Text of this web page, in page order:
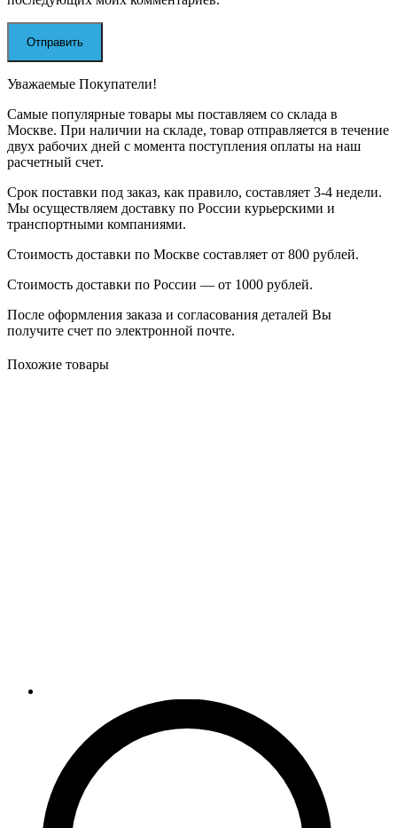
Уважаемые Покупатели!
Самые популярные товары мы поставляем со склада в
Москве. При наличии на складе, товар отправляется в течение
двух рабочих дней с момента поступления оплаты на наш
расчетный счет.
Срок поставки под заказ, как правило, составляет 3-4 недели.
Мы осуществляем доставку по России курьерскими и
транспортными компаниями.
Стоимость доставки по Москве составляет от 800 рублей.
Стоимость доставки по России — от 1000 рублей.
После оформления заказа и согласования деталей Вы
получите счет по электронной почте.
Похожие товары